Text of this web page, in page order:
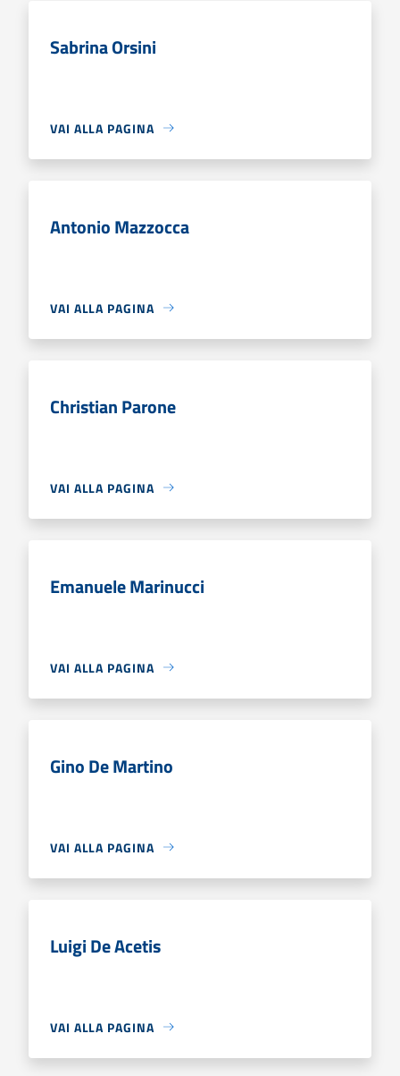
Sabrina Orsini
VAI ALLA PAGINA
Antonio Mazzocca
VAI ALLA PAGINA
Christian Parone
VAI ALLA PAGINA
Emanuele Marinucci
VAI ALLA PAGINA
Gino De Martino
VAI ALLA PAGINA
Luigi De Acetis
VAI ALLA PAGINA